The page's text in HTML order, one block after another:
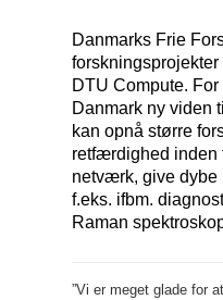
Danmarks Frie
DTU Compute.
Danmark ny viden
kan opnå større
retfærdighed inden
netværk, give dybe
f.eks. ifbm.
Raman
”Vi er meget glade for